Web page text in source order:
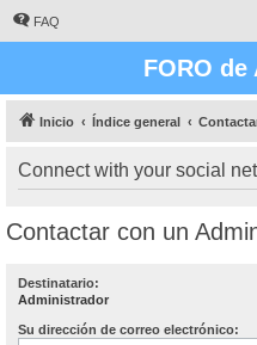
FAQ
FORO de
Inicio Índice general
Connect with your social
Contactar con un
Destinatario:
Administrador
Su dirección de correo electrónico: